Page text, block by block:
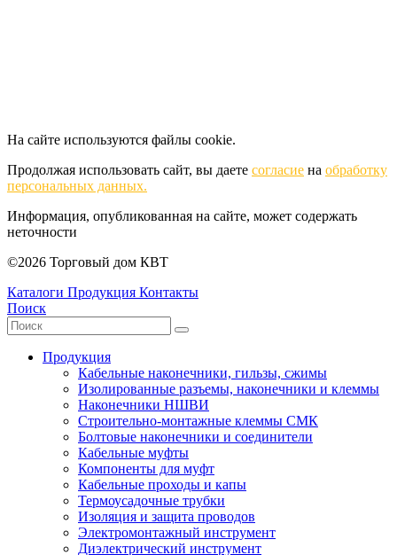
На сайте используются файлы cookie.
Продолжая использовать сайт, вы даете согласие на обработку
персональных данных.
Информация, опубликованная на сайте, может содержать
неточности
©2026 Торговый дом КВТ
Каталоги Продукция Контакты
Поиск
Продукция
Кабельные наконечники, гильзы, сжимы
Изолированные разъемы, наконечники и клеммы
Наконечники НШВИ
Строительно-монтажные клеммы СМК
Болтовые наконечники и соединители
Кабельные муфты
Компоненты для муфт
Кабельные проходы и капы
Термоусадочные трубки
Изоляция и защита проводов
Электромонтажный инструмент
Диэлектрический инструмент